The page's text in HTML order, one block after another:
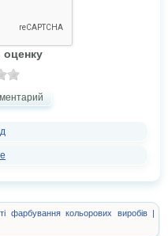
оценку
фарбування кольорових виробів |